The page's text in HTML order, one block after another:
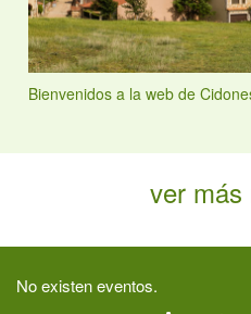
Bienvenidos a la web de
ver más
No existen eventos.